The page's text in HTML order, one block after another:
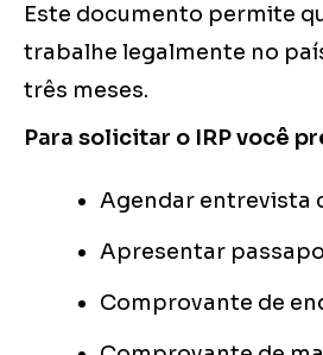
Este documento permite
trabalhe legalmente no
três meses.
Para solicitar o IRP você
Agendar entrevista
Apresentar
Comprovante de